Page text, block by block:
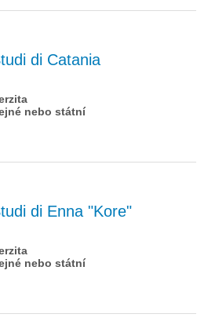
di Catania
nebo státní
di Enna "Kore"
nebo státní